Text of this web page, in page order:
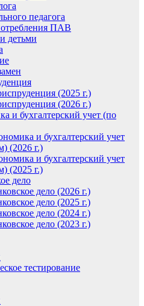
педагога
ПАВ
детьми
(2025 г.)
(2026 г.)
и бухгалтерский учет (по
и бухгалтерский учет
(2026 г.)
и бухгалтерский учет
(2025 г.)
дело
дело (2026 г.)
дело (2025 г.)
дело (2024 г.)
дело (2023 г.)
тестирование